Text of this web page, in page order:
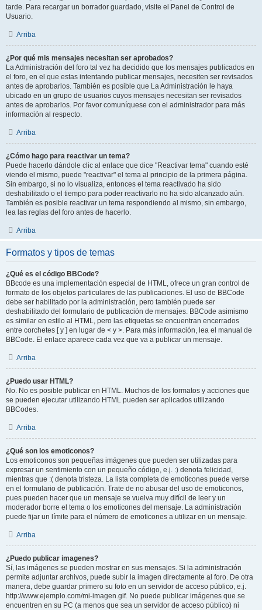
tarde. Para recargar un borrador guardado, visite el Panel de Control de
Usuario.
Arriba
¿Por qué mis mensajes necesitan ser aprobados?
La Administración del foro tal vez ha decidido que los mensajes publicados en
el foro, en el que estas intentando publicar mensajes, necesiten ser revisados
antes de aprobarlos. También es posible que La Administración le haya
ubicado en un grupo de usuarios cuyos mensajes necesitan ser revisados
antes de aprobarlos. Por favor comuníquese con el administrador para más
información al respecto.
Arriba
¿Cómo hago para reactivar un tema?
Puede hacerlo dándole clic al enlace que dice "Reactivar tema" cuando esté
viendo el mismo, puede "reactivar" el tema al principio de la primera página.
Sin embargo, si no lo visualiza, entonces el tema reactivado ha sido
deshabilitado o el tiempo para poder reactivarlo no ha sido alcanzado aún.
También es posible reactivar un tema respondiendo al mismo, sin embargo,
lea las reglas del foro antes de hacerlo.
Arriba
Formatos y tipos de temas
¿Qué es el código BBCode?
BBcode es una implementación especial de HTML, ofrece un gran control de
formato de los objetos particulares de las publicaciones. El uso de BBCode
debe ser habilitado por la administración, pero también puede ser
deshabilitado del formulario de publicación de mensajes. BBCode asimismo
es similar en estilo al HTML, pero las etiquetas se encuentran encerrados
entre corchetes [ y ] en lugar de < y >. Para más información, lea el manual de
BBCode. El enlace aparece cada vez que va a publicar un mensaje.
Arriba
¿Puedo usar HTML?
No. No es posible publicar en HTML. Muchos de los formatos y acciones que
se pueden ejecutar utilizando HTML pueden ser aplicados utilizando
BBCodes.
Arriba
¿Qué son los emoticonos?
Los emoticonos son pequeñas imágenes que pueden ser utilizadas para
expresar un sentimiento con un pequeño código, e.j. :) denota felicidad,
mientras que :( denota tristeza. La lista completa de emoticones puede verse
en el formulario de publicación. Trate de no abusar del uso de emoticonos,
pues pueden hacer que un mensaje se vuelva muy difícil de leer y un
moderador borre el tema o los emoticones del mensaje. La administración
puede fijar un límite para el número de emoticones a utilizar en un mensaje.
Arriba
¿Puedo publicar imagenes?
Sí, las imágenes se pueden mostrar en sus mensajes. Si la administración
permite adjuntar archivos, puede subir la imagen directamente al foro. De otra
manera, debe guardar primero su foto en un servidor de acceso público, e.j.
http://www.ejemplo.com/mi-imagen.gif. No puede publicar imágenes que se
encuentren en su PC (a menos que sea un servidor de acceso público) ni